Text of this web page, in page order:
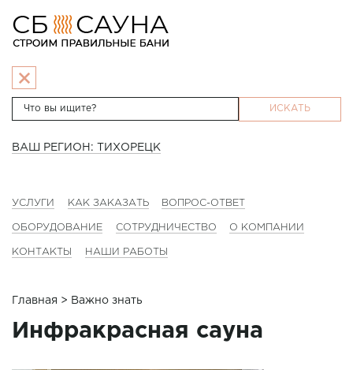
ИСКАТЬ
ВАШ РЕГИОН: ТИХОРЕЦК
УСЛУГИ КАК ЗАКАЗАТЬ ВОПРОС-ОТВЕТ
ОБОРУДОВАНИЕ СОТРУДНИЧЕСТВО О КОМПАНИИ
КОНТАКТЫ НАШИ РАБОТЫ
Главная > Важно знать
Инфракрасная сауна